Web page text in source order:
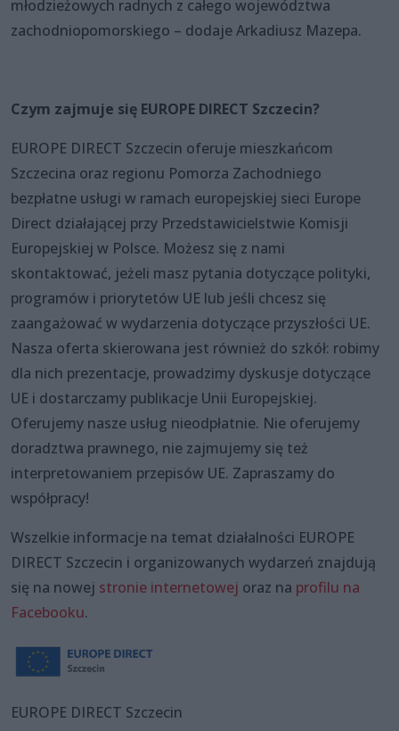
młodzieżowych radnych z całego województwa
zachodniopomorskiego – dodaje Arkadiusz Mazepa.
Czym zajmuje się EUROPE DIRECT Szczecin?
EUROPE DIRECT Szczecin oferuje mieszkańcom
Szczecina oraz regionu Pomorza Zachodniego
bezpłatne usługi w ramach europejskiej sieci Europe
Direct działającej przy Przedstawicielstwie Komisji
Europejskiej w Polsce. Możesz się z nami
skontaktować, jeżeli masz pytania dotyczące polityki,
programów i priorytetów UE lub jeśli chcesz się
zaangażować w wydarzenia dotyczące przyszłości UE.
Nasza oferta skierowana jest również do szkół: robimy
dla nich prezentacje, prowadzimy dyskusje dotyczące
UE i dostarczamy publikacje Unii Europejskiej.
Oferujemy nasze usług nieodpłatnie. Nie oferujemy
doradztwa prawnego, nie zajmujemy się też
interpretowaniem przepisów UE. Zapraszamy do
współpracy!
Wszelkie informacje na temat działalności EUROPE
DIRECT Szczecin i organizowanych wydarzeń znajdują
się na nowej stronie internetowej oraz na profilu na
Facebooku.
EUROPE DIRECT Szczecin